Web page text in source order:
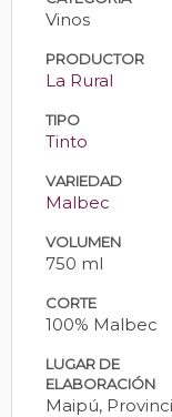
Vinos
PRODUCTOR
La Rural
TIPO
Tinto
VARIEDAD
Malbec
VOLUMEN
750 ml
CORTE
100% Malbec
LUGAR DE
ELABORACIÓN
Maipú,